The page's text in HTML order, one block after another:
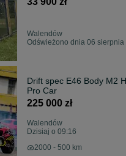
Walendów
Odświeżono dnia 06 sierpnia
Drift spec E46 Body M2
Pro Car
225 000 zł
Walendów
Dzisiaj o 09:16
2000 - 500 km